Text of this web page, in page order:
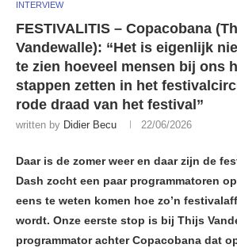
INTERVIEW
FESTIVALITIS – Copacobana
Vandewalle): “Het is eigenlijk
te zien hoeveel mensen bij ons
stappen zetten in het
rode draad van het festival”
written by Didier Becu 22/06/2026
Daar is de zomer weer en daar zijn de
Dash zocht een paar programmatoren
eens te weten komen hoe zo’n
wordt. Onze eerste stop is bij Thijs
programmator achter Copacobana dat